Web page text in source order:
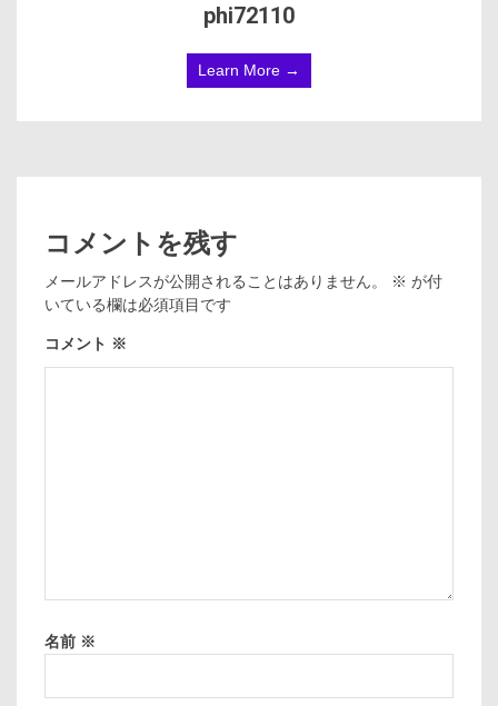
phi72110
Learn More →
コメントを残す
メールアドレスが公開されることはありません。 ※ が付
いている欄は必須項目です
コメント ※
名前 ※